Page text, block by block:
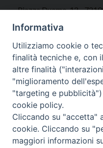
Piazza Duomo, 12 -
Tel 0831.521958
Fax 0831.528315
Orari Curia
Mar. / Mer. / Giov. ore 9
nei mesi estivi solo
Informativa
Utilizziamo cookie o
finalità tecniche e, con
altre finalità
"miglioramento
"targeting e
cookie policy.
Cliccando su "accetta"
cookie. Cliccando su
maggiori informazioni